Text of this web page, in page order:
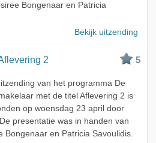
Bongenaar en Patricia
Bekijk uitzending
2 5
van het programma De
met de titel Aflevering 2 is
op woensdag 23 april door
presentatie was in handen van
Bongenaar en Patricia Savoulidis.